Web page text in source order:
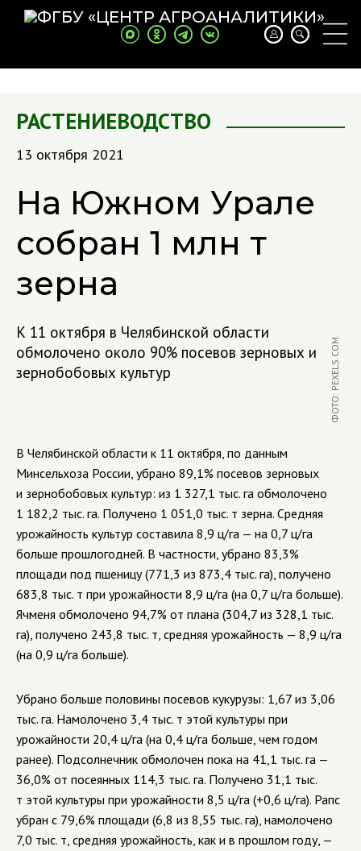
РАСТЕНИЕВОДСТВО
13 октября 2021
На Южном Урале
собран 1 млн т
зерна
К 11 октября в Челябинской области
обмолочено около 90% посевов зерновых и
зернобобовых культур
ФОТО: PEXELS.COM
В Челябинской области к 11 октября, по данным
Минсельхоза России, убрано 89,1% посевов зерновых
и зернобобовых культур: из 1 327,1 тыс. га обмолочено
1 182,2 тыс. га. Получено 1 051,0 тыс. т зерна. Средняя
урожайность культур составила 8,9 ц/га — на 0,7 ц/га
больше прошлогодней. В частности, убрано 83,3%
площади под пшеницу (771,3 из 873,4 тыс. га), получено
683,8 тыс. т при урожайности 8,9 ц/га (на 0,7 ц/га больше).
Ячменя обмолочено 94,7% от плана (304,7 из 328,1 тыс.
га), получено 243,8 тыс. т, средняя урожайность — 8,9 ц/га
(на 0,9 ц/га больше).
Убрано больше половины посевов кукурузы: 1,67 из 3,06
тыс. га. Намолочено 3,4 тыс. т этой культуры при
урожайности 20,4 ц/га (на 0,4 ц/га больше, чем годом
ранее). Подсолнечник обмолочен пока на 41,1 тыс. га —
36,0% от посеянных 114,3 тыс. га. Получено 31,1 тыс.
т этой культуры при урожайности 8,5 ц/га (+0,6 ц/га). Рапс
убран с 79,6% площади (6,8 из 8,55 тыс. га), намолочено
7,0 тыс. т, средняя урожайность, как и в прошлом году, —